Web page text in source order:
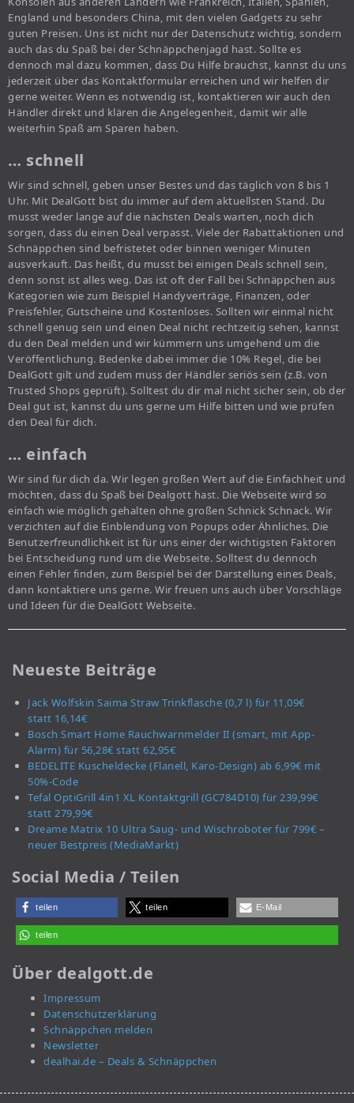
England und besonders China, mit den vielen Gadgets zu sehr
guten Preisen. Uns ist nicht nur der Datenschutz wichtig, sondern
auch das du Spaß bei der Schnäppchenjagd hast. Sollte es
dennoch mal dazu kommen, dass Du Hilfe brauchst, kannst du uns
jederzeit über das Kontaktformular erreichen und wir helfen dir
gerne weiter. Wenn es notwendig ist, kontaktieren wir auch den
Händler direkt und klären die Angelegenheit, damit wir alle
weiterhin Spaß am Sparen haben.
… schnell
Wir sind schnell, geben unser Bestes und das täglich von 8 bis 1
Uhr. Mit DealGott bist du immer auf dem aktuellsten Stand. Du
musst weder lange auf die nächsten Deals warten, noch dich
sorgen, dass du einen Deal verpasst. Viele der Rabattaktionen und
Schnäppchen sind befristetet oder binnen weniger Minuten
ausverkauft. Das heißt, du musst bei einigen Deals schnell sein,
denn sonst ist alles weg. Das ist oft der Fall bei Schnäppchen aus
Kategorien wie zum Beispiel Handyverträge, Finanzen, oder
Preisfehler, Gutscheine und Kostenloses. Sollten wir einmal nicht
schnell genug sein und einen Deal nicht rechtzeitig sehen, kannst
du den Deal melden und wir kümmern uns umgehend um die
Veröffentlichung. Bedenke dabei immer die 10% Regel, die bei
DealGott gilt und zudem muss der Händler seriös sein (z.B. von
Trusted Shops geprüft). Solltest du dir mal nicht sicher sein, ob der
Deal gut ist, kannst du uns gerne um Hilfe bitten und wie prüfen
den Deal für dich.
… einfach
Wir sind für dich da. Wir legen großen Wert auf die Einfachheit und
möchten, dass du Spaß bei Dealgott hast. Die Webseite wird so
einfach wie möglich gehalten ohne großen Schnick Schnack. Wir
verzichten auf die Einblendung von Popups oder Ähnliches. Die
Benutzerfreundlichkeit ist für uns einer der wichtigsten Faktoren
bei Entscheidung rund um die Webseite. Solltest du dennoch
einen Fehler finden, zum Beispiel bei der Darstellung eines Deals,
dann kontaktiere uns gerne. Wir freuen uns auch über Vorschläge
und Ideen für die DealGott Webseite.
Neueste Beiträge
Jack Wolfskin Saima Straw Trinkflasche (0,7 l) für 11,09€
statt 16,14€
Bosch Smart Home Rauchwarnmelder II (smart, mit App-
Alarm) für 56,28€ statt 62,95€
BEDELITE Kuscheldecke (Flanell, Karo-Design) ab 6,99€ mit
50%-Code
Tefal OptiGrill 4in1 XL Kontaktgrill (GC784D10) für 239,99€
statt 279,99€
Dreame Matrix 10 Ultra Saug- und Wischroboter für 799€ –
neuer Bestpreis (MediaMarkt)
Social Media / Teilen
teilen teilen E-Mail
teilen
Über dealgott.de
Impressum
Datenschutzerklärung
Schnäppchen melden
Newsletter
dealhai.de – Deals & Schnäppchen